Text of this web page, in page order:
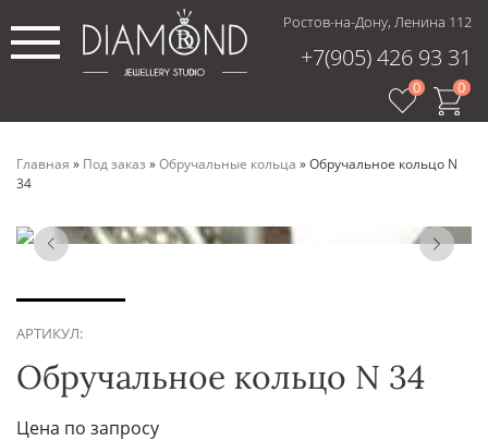
Ростов-на-Дону, Ленина 112
+7(905) 426 93 31
0 0
Главная » Под заказ »Обручальные кольца »Обручальное кольцо N
34
АРТИКУЛ:
Обручальное кольцо N 34
Цена по запросу